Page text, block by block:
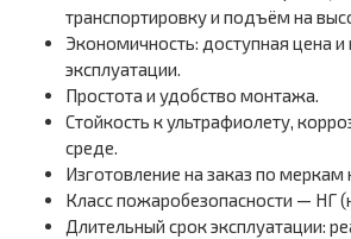
транспортировку и подъём на
Экономичность: доступная цена и
эксплуатации.
Простота и удобство монтажа.
Стойкость к ультрафиолету,
среде.
Изготовление на заказ по меркам
Класс пожаробезопасности — НГ
Длительный срок эксплуатации: